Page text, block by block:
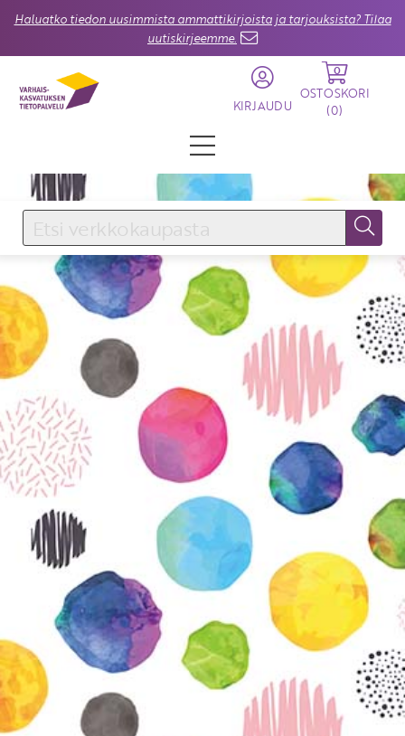
Haluatko tiedon uusimmista ammattikirjoista ja tarjouksista? Tilaa
uutiskirjeemme.
KIRJAUDU
0
OSTOSKORI
(0)
KIRJAUDU SISÄÄN
Käyttäjätunnus
Salasana
Unohtuiko salasana?
KIRJAUDU SISÄÄN
Etkö ole vielä Varhaiskasvatuksen Tietopalvelun
jäsen?
Liity tästä!